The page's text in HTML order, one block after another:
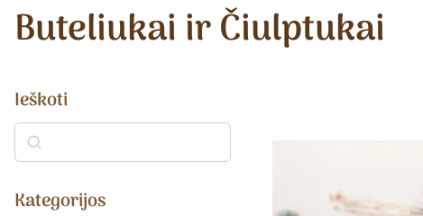
Buteliukai ir Čiulptukai
Ieškoti
Kategorijos